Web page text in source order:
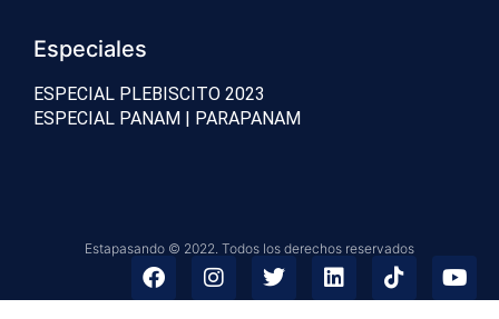
Especiales
ESPECIAL PLEBISCITO 2023
ESPECIAL PANAM | PARAPANAM
Estapasando © 2022. Todos los derechos reservados